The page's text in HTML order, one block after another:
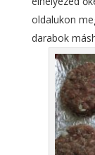
oldalukon
darabok